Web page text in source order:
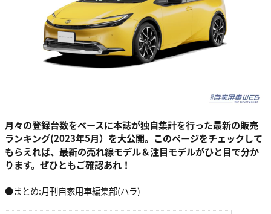
月々の登録台数をベースに本誌が独自集計を行った最新の販売
ランキング(2023年5月）を大公開。このページをチェックして
もらえれば、最新の売れ線モデル＆注目モデルがひと目で分か
ります。ぜひともご確認あれ！
●まとめ:月刊自家用車編集部(ハラ)